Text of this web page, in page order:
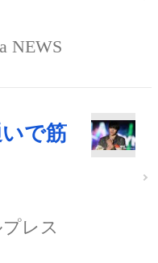
NEWS
で筋
レス